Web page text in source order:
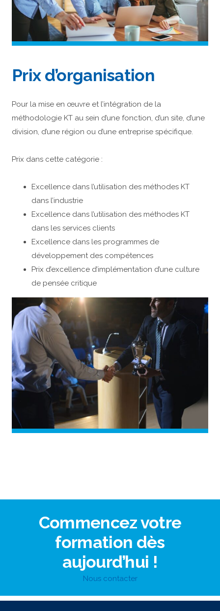
Prix d’organisation
Pour la mise en œuvre et l’intégration de la
méthodologie KT au sein d’une fonction, d’un site, d’une
division, d’une région ou d’une entreprise spécifique.
Prix dans cette catégorie :
Excellence dans l’utilisation des méthodes KT
dans l’industrie
Excellence dans l’utilisation des méthodes KT
dans les services clients
Excellence dans les programmes de
développement des compétences
Prix d’excellence d’implémentation d’une culture
de pensée critique
Commencez votre
formation dès
aujourd’hui !
Nous contacter